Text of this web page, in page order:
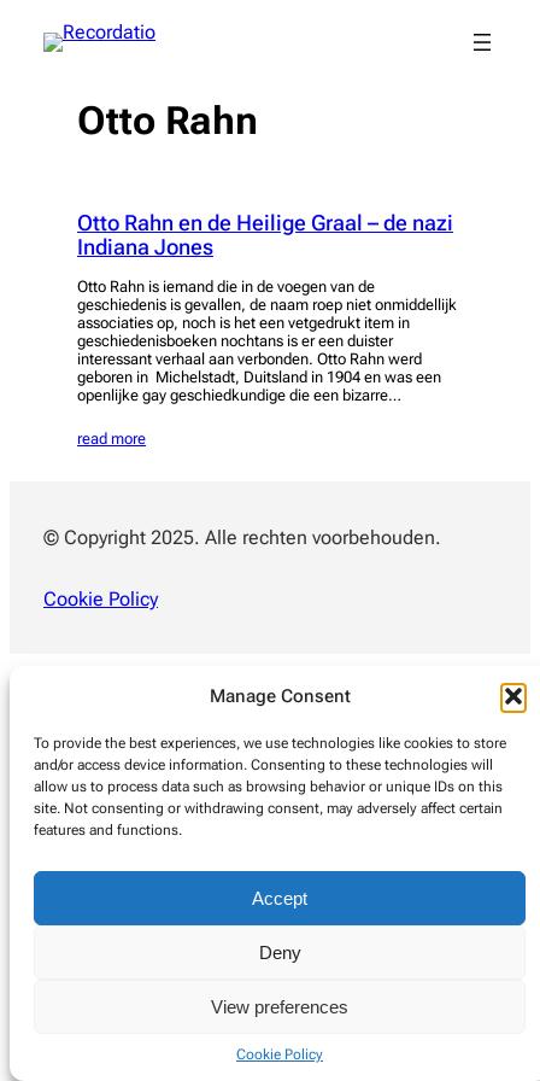
Manage Consent
To provide the best experiences, we use technologies like cookies to store
and/or access device information. Consenting to these technologies will
allow us to process data such as browsing behavior or unique IDs on this
site. Not consenting or withdrawing consent, may adversely affect certain
features and functions.
Accept
Deny
View preferences
Cookie Policy
naar
Otto Rahn
Otto Rahn en de Heilige Graal – de nazi
Indiana Jones
Otto Rahn is iemand die in de voegen van de
geschiedenis is gevallen, de naam roep niet onmiddellijk
associaties op, noch is het een vetgedrukt item in
geschiedenisboeken nochtans is er een duister
interessant verhaal aan verbonden. Otto Rahn werd
geboren in Michelstadt, Duitsland in 1904 en was een
openlijke gay geschiedkundige die een bizarre…
read more
© Copyright 2025. Alle rechten voorbehouden.
Cookie Policy